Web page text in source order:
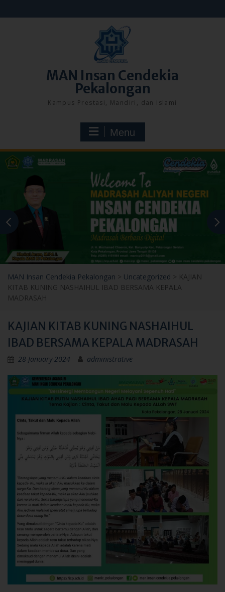
to
MAN Insan Cendekia
Pekalongan
Kampus Prestasi, Mandiri, dan Islami
Menu
MAN Insan Cendekia Pekalongan > Uncategorized > KAJIAN
KITAB KUNING NASHAIHUL IBAD BERSAMA KEPALA
MADRASAH
KAJIAN KITAB KUNING NASHAIHUL
IBAD BERSAMA KEPALA MADRASAH
28-January-2024 administrative